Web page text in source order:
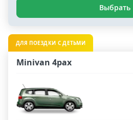
Выбрать
ДЛЯ ПОЕЗДКИ С ДЕТЬМИ
Minivan 4pax